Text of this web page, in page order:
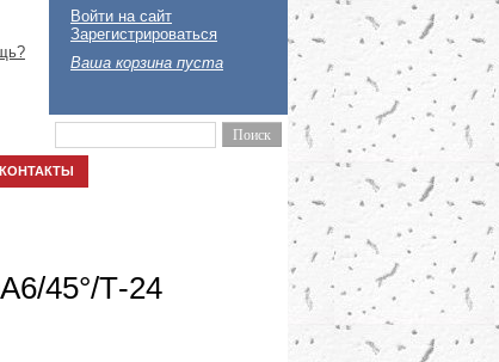
КОНТАКТЫ
Войти на сайт
Зарегистрироваться
Ваша корзина пуста
45°/Т-24